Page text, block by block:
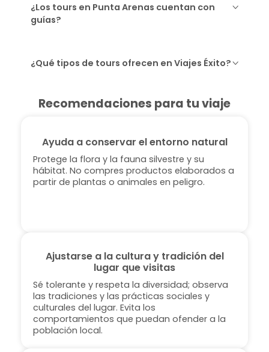
¿Los tours en Punta Arenas cuentan con
guías?
¿Qué tipos de tours ofrecen en Viajes Éxito?
Recomendaciones para tu viaje
Ayuda a conservar el entorno natural
Protege la flora y la fauna silvestre y su
hábitat. No compres productos elaborados a
partir de plantas o animales en peligro.
Ajustarse a la cultura y tradición del
lugar que visitas
Sé tolerante y respeta la diversidad; observa
las tradiciones y las prácticas sociales y
culturales del lugar. Evita los
comportamientos que puedan ofender a la
población local.